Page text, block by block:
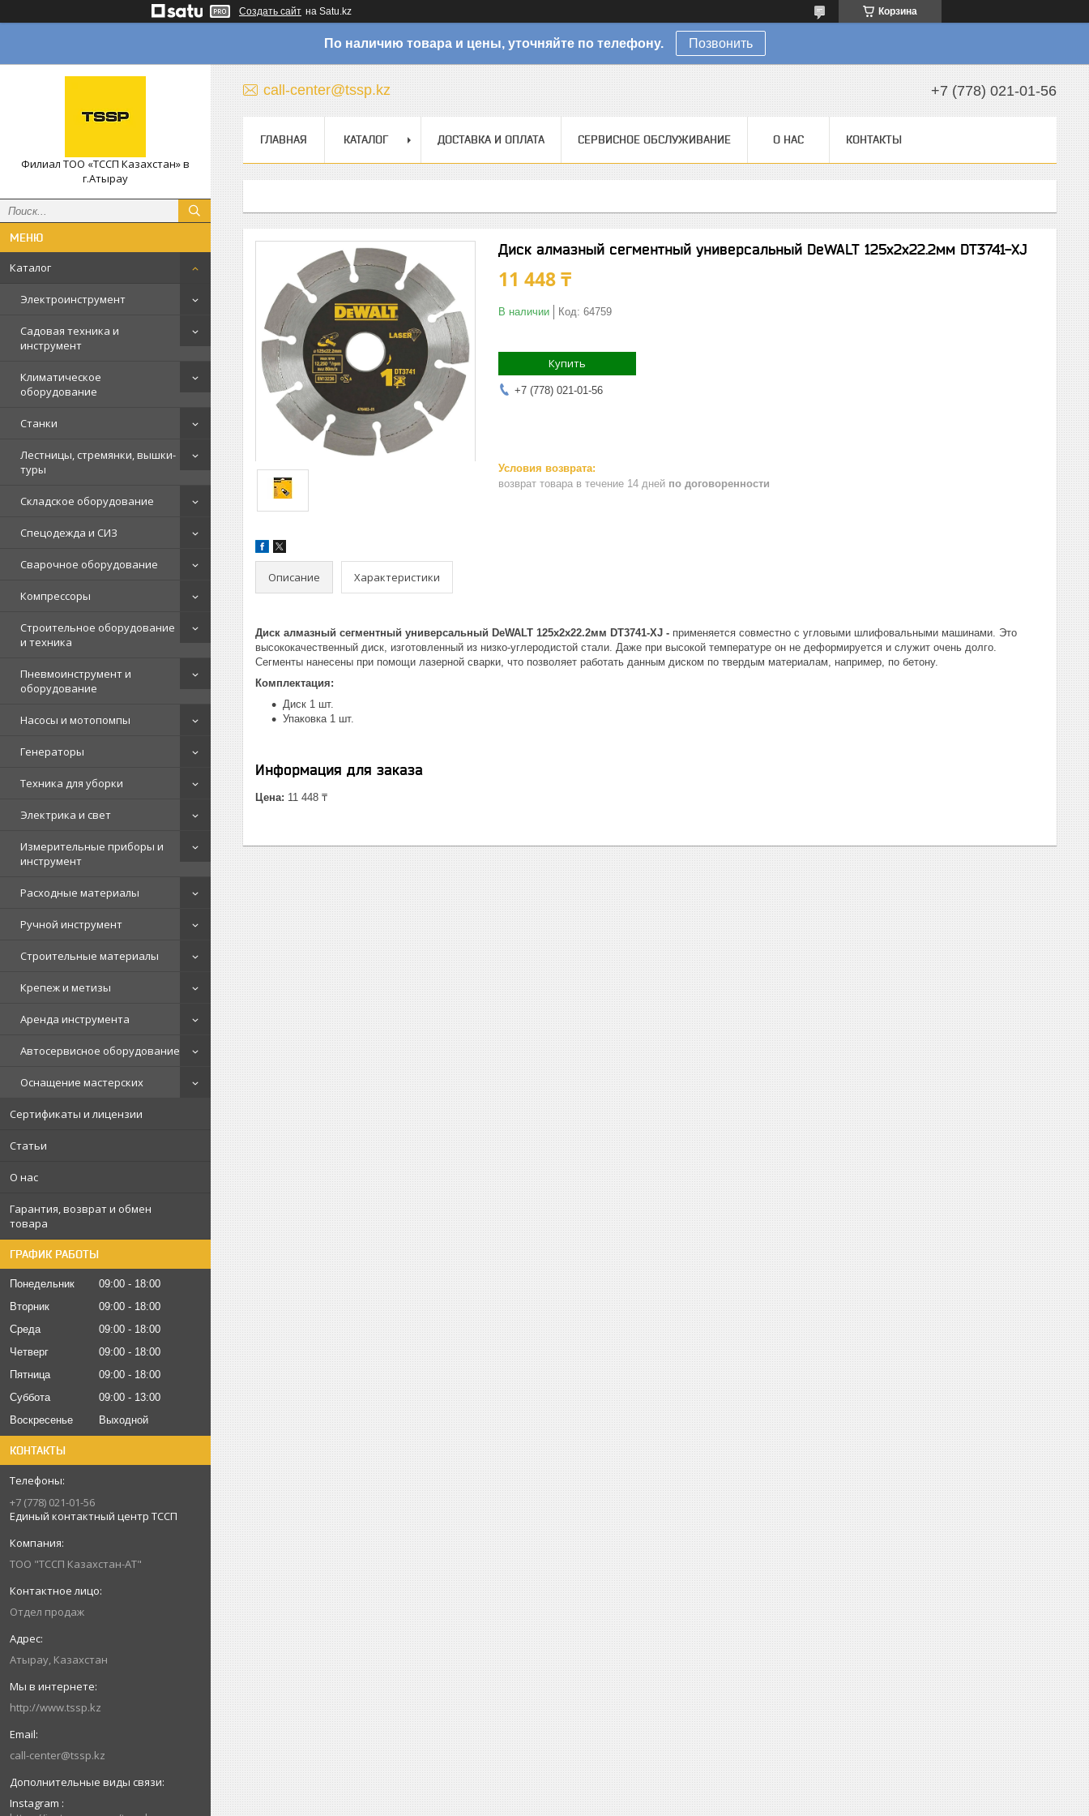
Создать сайт на Satu.kz Корзина
По наличию товара и цены, уточняйте по телефону. Позвонить
Филиал ТОО «ТССП Казахстан» в
г.Атырау
Каталог
Электроинструмент
Садовая техника и
инструмент
Климатическое
оборудование
Станки
Лестницы, стремянки, вышки-
туры
Складское оборудование
Спецодежда и СИЗ
Сварочное оборудование
Компрессоры
Строительное оборудование
и техника
Пневмоинструмент и
оборудование
Насосы и мотопомпы
Генераторы
Техника для уборки
Электрика и свет
Измерительные приборы и
инструмент
Расходные материалы
Ручной инструмент
Строительные материалы
Крепеж и метизы
Аренда инструмента
Автосервисное оборудование
Оснащение мастерских
Сертификаты и лицензии
Статьи
О нас
Гарантия, возврат и обмен
товара
ГРАФИК РАБОТЫ
Понедельник 09:00
18:00
Вторник
09:00
18:00
Среда
09:00
18:00
Четверг
09:00
18:00
Пятница
09:00
18:00
Суббота
09:00
13:00
Воскресенье
Выходной
КОНТАКТЫ
+7 (778) 021-01-56
Единый контактный центр ТССП
ТОО "ТССП Казахстан-АТ"
Отдел продаж
Атырау, Казахстан
http://www.tssp.kz
call-center@tssp.kz
Instagram
call-center@tssp.kz +7 (778) 021-01-56
ГЛАВНАЯ КАТАЛОГ ДОСТАВКА И ОПЛАТА СЕРВИСНОЕ ОБСЛУЖИВАНИЕ О НАС КОНТАКТЫ
Диск алмазный сегментный универсальный DeWALT 125x2х22.2мм DT3741-XJ
11 448 ₸
В наличии Код: 64759
Купить
+7 (778) 021-01-56
возврат товара в течение 14 дней по договоренности
Описание Характеристики
Диск алмазный сегментный универсальный DeWALT 125x2х22.2мм DT3741-XJ - применяется совместно с угловыми шлифовальными машинами. Это
высококачественный диск, изготовленный из низко-углеродистой стали. Даже при высокой температуре он не деформируется и служит очень долго.
Сегменты нанесены при помощи лазерной сварки, что позволяет работать данным диском по твердым материалам, например, по бетону.
Комплектация:
Диск 1 шт.
Упаковка 1 шт.
Информация для заказа
Цена: 11 448 ₸